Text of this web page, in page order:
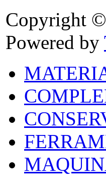
Copyright
Powered by